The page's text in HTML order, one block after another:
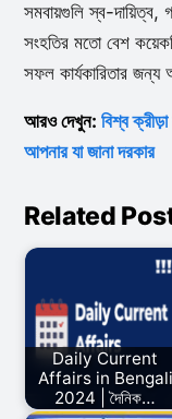
সমবায়গুলি স্ব-দায়িত্ব,
সংহতির মতো বেশ
সফল কার্যকারিতার জন্য
আরও দেখুন: বিশ্ব
আপনার যা জানা দরকার
Related
Daily Current
Affairs in Bengali
2024 | দৈনিক…